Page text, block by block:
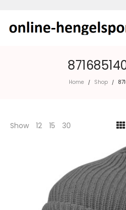
Home / Shop /
Show 12 15 30